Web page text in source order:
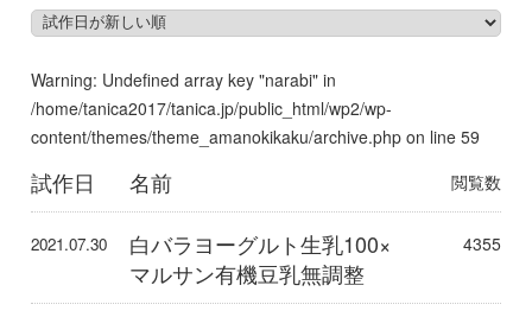
Warning: Undefined array key "narabi" in
/home/tanica2017/tanica.jp/public_html/wp2/wp-
content/themes/theme_amanokikaku/archive.php on line59
試作日 名前 閲覧数
2021.07.30
白バラヨーグルト生乳100×
マルサン有機豆乳無調整
4355